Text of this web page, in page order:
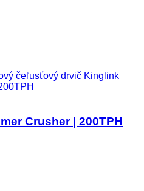
čeľusťový drvič Kinglink
Crusher | 200TPH